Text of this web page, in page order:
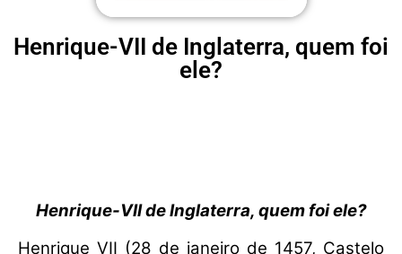
Henrique-VII de Inglaterra, quem foi
ele?
Henrique-VII de Inglaterra, quem foi ele?
Henrique VII (28 de janeiro de 1457, Castelo